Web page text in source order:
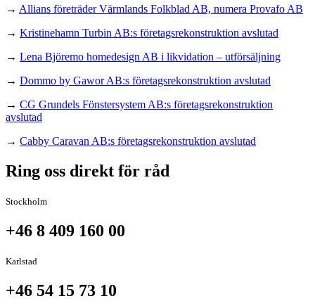
→ Allians företräder Värmlands Folkblad AB, numera Provafo AB
→ Kristinehamn Turbin AB:s företagsrekonstruktion avslutad
→ Lena Björemo homedesign AB i likvidation – utförsäljning
→ Dommo by Gawor AB:s företagsrekonstruktion avslutad
→ CG Grundels Fönstersystem AB:s företagsrekonstruktion
avslutad
→ Cabby Caravan AB:s företagsrekonstruktion avslutad
Ring oss direkt för råd
Stockholm
+46 8 409 160 00
Karlstad
+46 54 15 73 10